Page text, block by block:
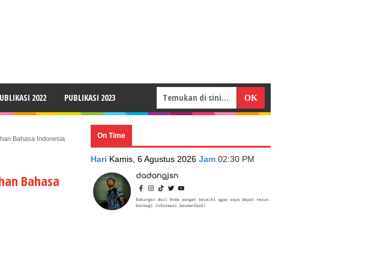
2022 PUBLIKASI 2023
Bahasa Indonesia
Bahasa
On Time
Hari Kamis, 6 Agustus 2026 Jam 02:30 PM